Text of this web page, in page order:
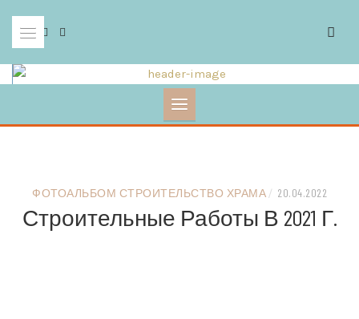
content
ФОТОАЛЬБОМ СТРОИТЕЛЬСТВО ХРАМА / 20.04.2022
Строительные Работы В 2021 Г.